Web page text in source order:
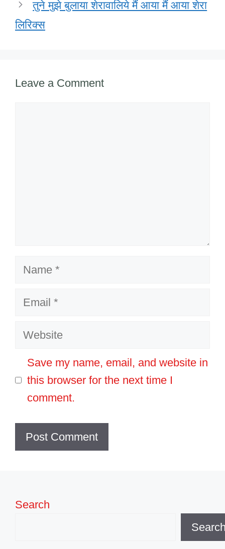
तुने मुझे बुलाया शेरावालिये मैं आया मैं आया शेरा
लिरिक्स
Leave a Comment
Name
Email
Website
Save my name, email, and website in
this browser for the next time I
comment.
Search